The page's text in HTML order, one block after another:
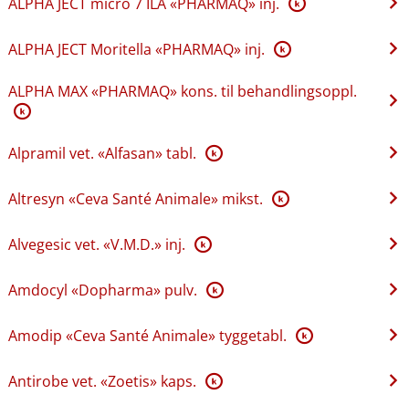
ALPHA JECT Moritella «PHARMAQ» inj. K
ALPHA MAX «PHARMAQ» kons. til behandlingsoppl.
K
Alpramil vet. «Alfasan» tabl. K
Altresyn «Ceva Santé Animale» mikst. K
Alvegesic vet. «V.M.D.» inj. K
Amdocyl «Dopharma» pulv. K
Amodip «Ceva Santé Animale» tyggetabl. K
Antirobe vet. «Zoetis» kaps. K